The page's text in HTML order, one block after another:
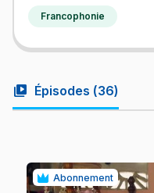
Francophonie
video_library Épisodes (36)
Abonnement